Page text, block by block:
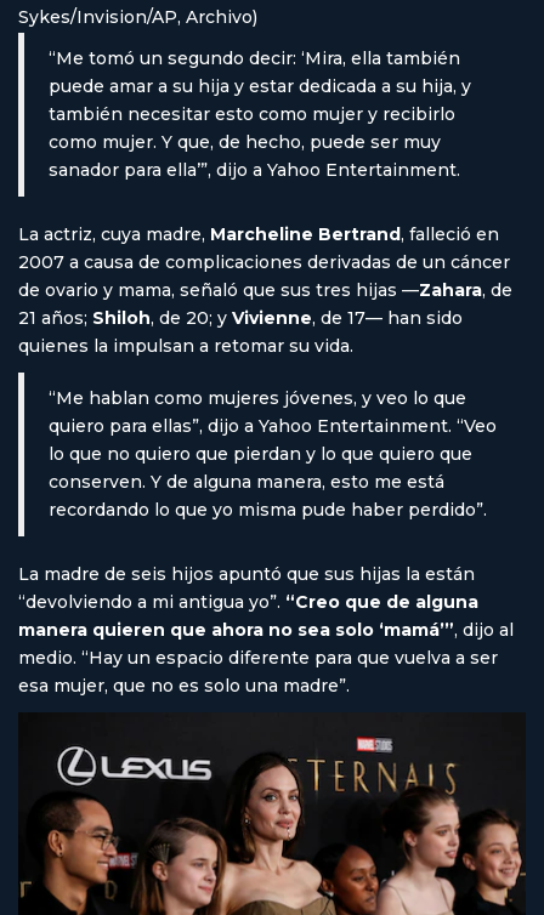
Sykes/Invision/AP, Archivo)
“Me tomó un segundo decir: ‘Mira, ella también
puede amar a su hija y estar dedicada a su hija, y
también necesitar esto como mujer y recibirlo
como mujer. Y que, de hecho, puede ser muy
sanador para ella’”, dijo a Yahoo Entertainment.
La actriz, cuya madre, Marcheline Bertrand, falleció en
2007 a causa de complicaciones derivadas de un cáncer
de ovario y mama, señaló que sus tres hijas —Zahara, de
21 años; Shiloh, de 20; y Vivienne, de 17— han sido
quienes la impulsan a retomar su vida.
“Me hablan como mujeres jóvenes, y veo lo que
quiero para ellas”, dijo a Yahoo Entertainment. “Veo
lo que no quiero que pierdan y lo que quiero que
conserven. Y de alguna manera, esto me está
recordando lo que yo misma pude haber perdido”.
La madre de seis hijos apuntó que sus hijas la están
“devolviendo a mi antigua yo”. “Creo que de alguna
manera quieren que ahora no sea solo ‘mamá’”, dijo al
medio. “Hay un espacio diferente para que vuelva a ser
esa mujer, que no es solo una madre”.